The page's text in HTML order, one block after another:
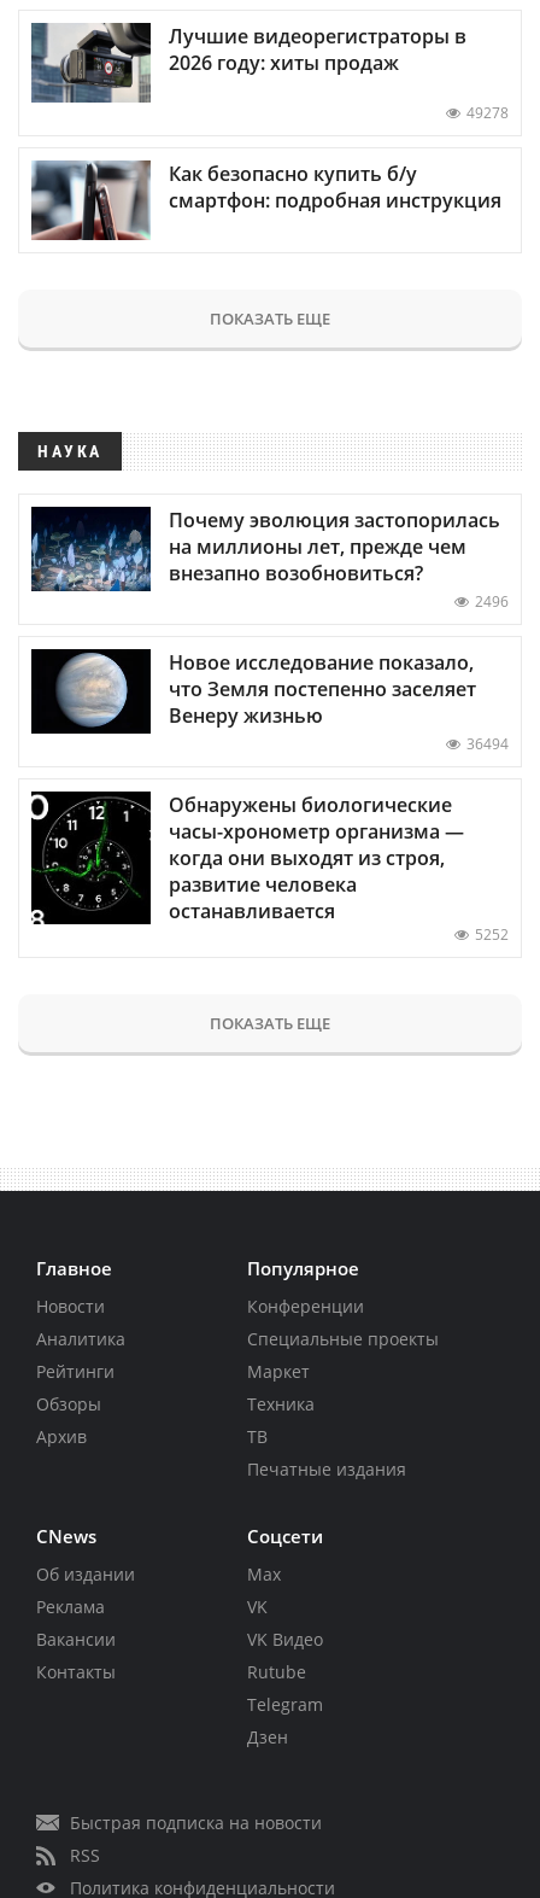
Лучшие видеорегистраторы в
2026 году: хиты продаж
49278
Как безопасно купить б/у
смартфон: подробная инструкция
ПОКАЗАТЬ ЕЩЕ
НАУКА
Почему эволюция застопорилась
на миллионы лет, прежде чем
внезапно возобновиться?
2496
Новое исследование показало,
что Земля постепенно заселяет
Венеру жизнью
36494
Обнаружены биологические
часы-хронометр организма —
когда они выходят из строя,
развитие человека
останавливается
5252
ПОКАЗАТЬ ЕЩЕ
Главное
Новости
Аналитика
Рейтинги
Обзоры
Архив
Популярное
Конференции
Специальные проекты
Маркет
Техника
ТВ
Печатные издания
CNews
Об издании
Реклама
Вакансии
Контакты
Соцсети
Max
VK
VK Видео
Rutube
Telegram
Дзен
Быстрая подписка на новости
RSS
Политика конфиденциальности